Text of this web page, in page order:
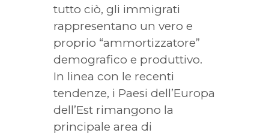
tutto ciò, gli immigrati
rappresentano un vero e
proprio “ammortizzatore”
demografico e produttivo.
In linea con le recenti
tendenze, i Paesi dell’Europa
dell’Est rimangono la
principale area di